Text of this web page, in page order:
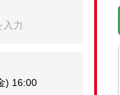
入力
) 16:00